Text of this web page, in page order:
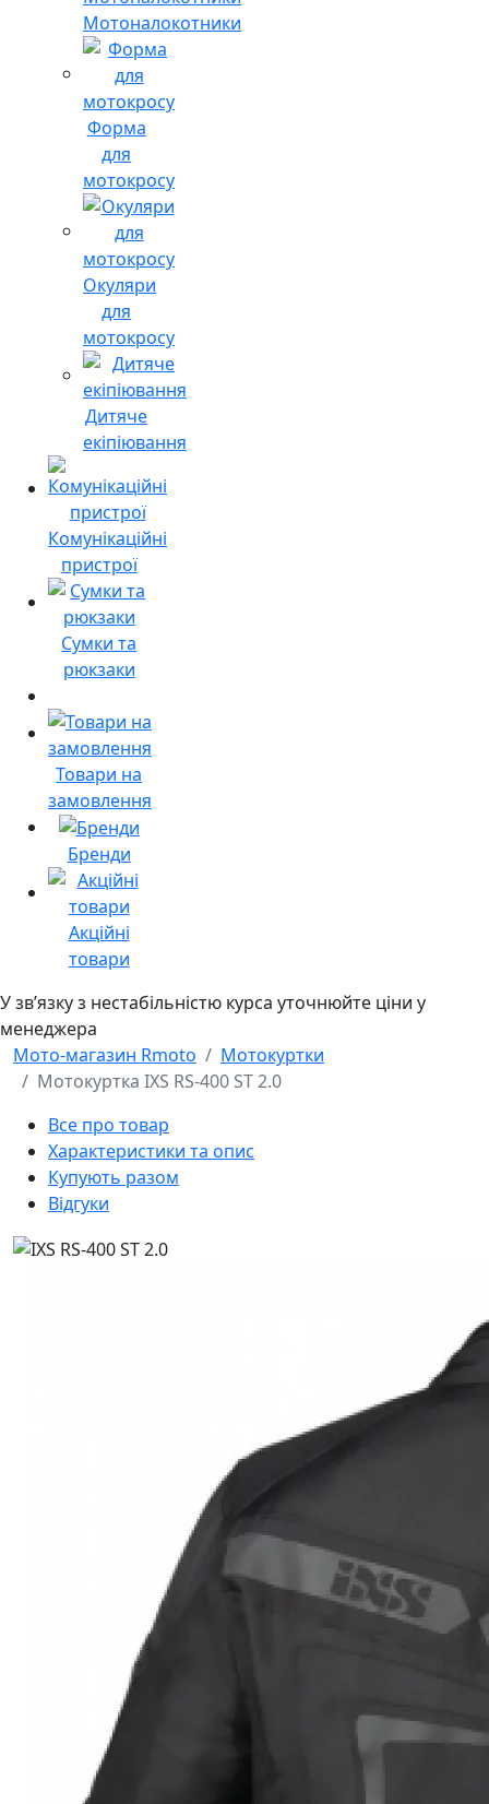
Мотоналокотники
Форма
для
мотокросу
Окуляри
для
мотокросу
Дитяче
екіпіювання
Комунікаційні
пристрої
Сумки та
рюкзаки
Товари на
замовлення
Бренди
Акційні
товари
У звʼязку з нестабільністю курса уточнюйте ціни у
менеджера
Мото-магазин Rmoto
Мотокуртки
Мотокуртка IXS RS-400 ST 2.0
Все про товар
Характеристики та опис
Купують разом
Відгуки